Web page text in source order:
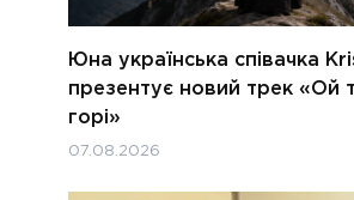
Юна українська співачка
презентує новий трек «Ой
горі»
07.08.2026